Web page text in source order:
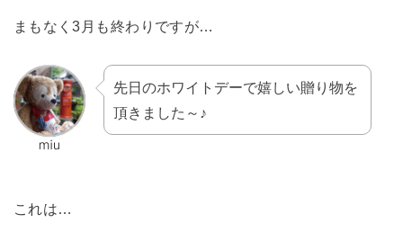
まもなく3月も終わりですが…
先日のホワイトデーで嬉しい贈り物を
頂きました～♪
これは…